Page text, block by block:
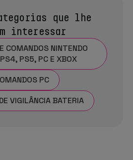
que lhe
interessar
COMANDOS NINTENDO
PS5, PC E XBOX
PC
VIGILÂNCIA BATERIA